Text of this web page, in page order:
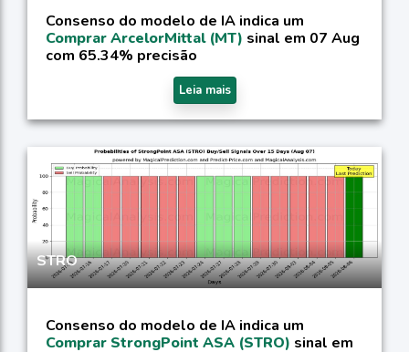
Consenso do modelo de IA indica um
Comprar ArcelorMittal (MT) sinal em 07 Aug
com 65.34% precisão
Leia mais
STRO
Consenso do modelo de IA indica um
Comprar StrongPoint ASA (STRO) sinal em